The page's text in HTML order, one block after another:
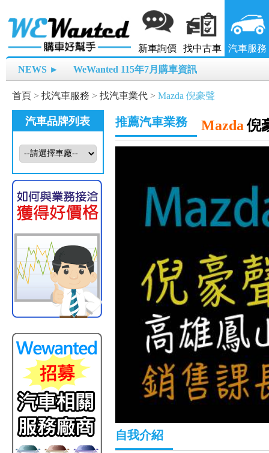
新車詢價 找中古車 汽車服務
NEWS ► WeWanted 115年7月購車資訊
首頁 > 找汽車服務 > 找汽車業代 > Mazda 倪豪聲
汽車品牌列表 推薦汽車業務 Mazda 倪
自我介紹